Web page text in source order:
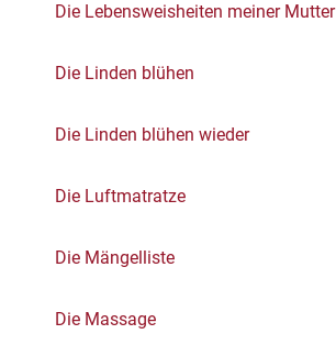
Die Lebensweisheiten meiner Mutter
Die Linden blühen
Die Linden blühen wieder
Die Luftmatratze
Die Mängelliste
Die Massage